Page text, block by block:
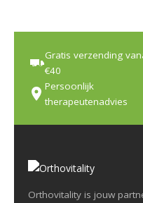
Gratis verzending
€40
Persoonlijk
therapeutenadvies
Orthovitality is jouw